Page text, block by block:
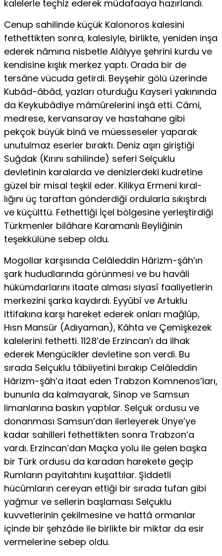
kalelerle teçhiz ederek müdafaaya hazırlandı.
Cenup sahilinde küçük Kalonoros kalesini
fethettikten sonra, kalesiyle, birlikte, yeniden inşa
ederek nâmına nisbetle Alâiyye şehrini kurdu ve
kendisine kışlık merkez yaptı. Orada bir de
tersâne vücuda getirdi. Beyşehir gölü üzerinde
Kubâd-âbâd, yazları oturduğu Kayseri yakınında
da Keykubâdiye mâmûrelerini inşâ etti. Câmi,
medrese, kervansaray ve hastahane gibi
pekçok büyük binâ ve müesseseler yaparak
unutulmaz eserler bıraktı. Deniz aşırı giriştiği
Suğdak (Kırını sahilinde) seferi Selçuklu
devletinin karalarda ve denizlerdeki kudretine
güzel bir misal teşkil eder. Kilikya Ermeni kıral-
lığını üç taraftan gönderdiği ordularla sıkıştırdı
ve küçülttü. Fethettiği İçel bölgesine yerleştirdiği
Türkmenler bilâhare Karamanlı Beyliğinin
teşekkülüne sebep oldu.
Mogollar karşısında Celâleddin Hârizm-şâh’ın
şark hududlarında görünmesi ve bu havâli
hükümdarlarını itaate alması siyasî faaliyetlerin
merkezini şarka kaydırdı. Eyyûbî ve Artuklu
ittifakına karşı hareket ederek onları mağlûp,
Hısn Mansûr (Adıyaman), Kâhta ve Çemişkezek
kalelerini fethetti. 1128’de Erzincan’ı da ilhak
ederek Mengücikler devletine son verdi. Bu
sırada Selçuklu tâbiiyetini bırakıp Celâleddin
Hârizm-şâh’a itaat eden Trabzon Komnenos’ları,
bununla da kalmayarak, Sinop ve Samsun
limanlarına baskın yaptılar. Selçuk ordusu ve
donanması Samsun’dan ilerleyerek Ünye’ye
kadar sahilleri fethettikten sonra Trabzon’a
vardı. Erzincan’dan Maçka yolu ile gelen başka
bir Türk ordusu da karadan harekete geçip
Rumların payitahtını kuşattılar. Şiddetli
hücûmların cereyan ettiği bir sırada tufan gibi
yağmur ve sellerin başlaması Selçuklu
kuvvetlerinin çekilmesine ve hattâ ormanlar
içinde bir şehzâde ile birlikte bir miktar da esir
vermelerine sebep oldu.